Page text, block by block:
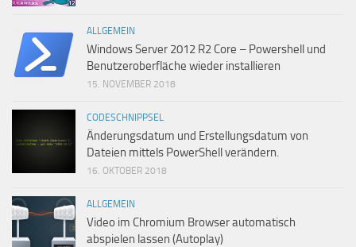
ALLGEMEIN
Windows Server 2012 R2 Core – Powershell und
Benutzeroberfläche wieder installieren
15. NOVEMBER 2018
CODESCHNIPPSEL
Änderungsdatum und Erstellungsdatum von
Dateien mittels PowerShell verändern.
16. OKTOBER 2018
ALLGEMEIN
Video im Chromium Browser automatisch
abspielen lassen (Autoplay)